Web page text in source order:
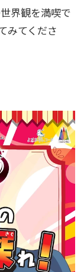
界観を満喫で
みてくださ